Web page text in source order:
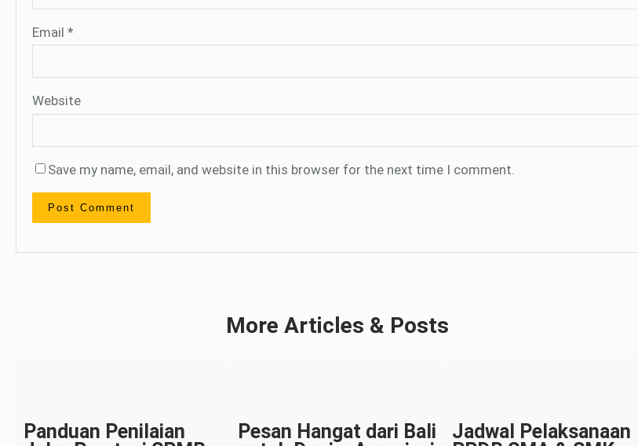
Email *
Website
Save my name, email, and website in this browser for the next time I comment.
More Articles & Posts
Panduan Penilaian
Pesan Hangat dari Bali
Jadwal Pelaksanaan